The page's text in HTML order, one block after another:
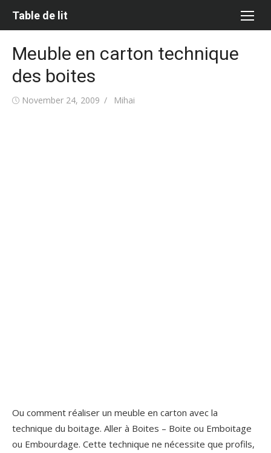
Table de lit
Meuble en carton technique
des boites
Posted
November 24, 2009 Author
Mihai
Ou comment réaliser un meuble en carton avec la
technique du boitage. Aller à Boites – Boite ou Emboitage
ou Embourdage. Cette technique ne nécessite que profils,